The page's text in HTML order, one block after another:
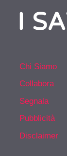
Chi Siamo
Collabora
Segnala
Pubblicità
Disclaimer